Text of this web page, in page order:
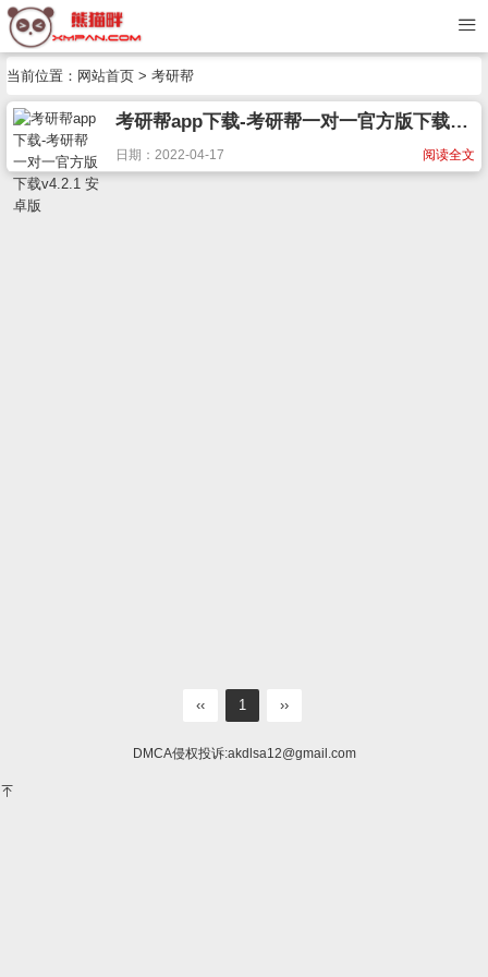
当前位置： 网站首页 > 考研帮
考研帮app下载-考研帮一对一官方版下载v4.2.1 安卓版
阅读全文
日期：2022-04-17
‹‹ 1 ››
DMCA侵权投诉:akdlsa12@gmail.com